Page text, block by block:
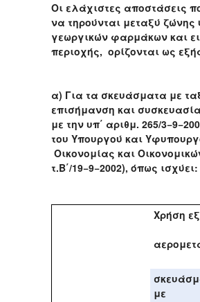
Οι ελάχιστες αποστάσεις
να τηρούνται μεταξύ
γεωργικών φαρμάκων και
περιοχής, ορίζονται ως
α) Για τα σκευάσματα με
επισήμανση και
με την υπ΄ αριθμ. 265/
του Υπουργού και
Οικονομίας και
τ.Β΄/19−9−2002), όπως ισχύει:
Χρήση
με